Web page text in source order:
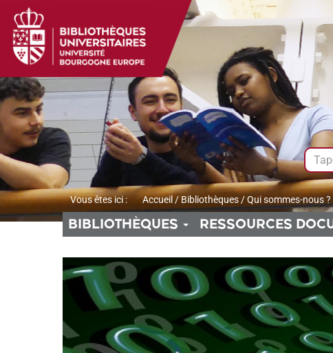
menu
contenu
la
recherche
Vous êtes ici :
Accueil/Bibliothèques /Qui sommes-nous ?
BIBLIOTHÈQUES RESSOURCES